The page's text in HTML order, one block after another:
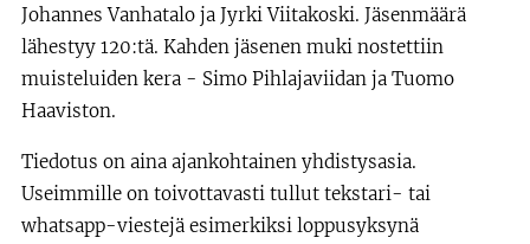
Johannes Vanhatalo ja Jyrki Viitakoski. Jäsenmäärä
lähestyy 120:tä. Kahden jäsenen muki nostettiin
muisteluiden kera - Simo Pihlajaviidan ja Tuomo
Haaviston.
Tiedotus on aina ajankohtainen yhdistysasia.
Useimmille on toivottavasti tullut tekstari- tai
whatsapp-viestejä esimerkiksi loppusyksynä